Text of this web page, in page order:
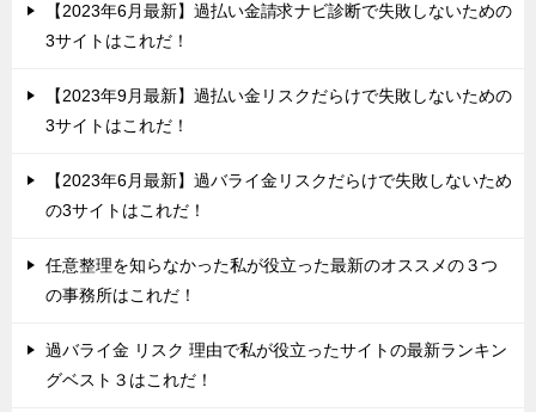
【2023年6月最新】過払い金請求ナビ診断で失敗しないための
3サイトはこれだ！
【2023年9月最新】過払い金リスクだらけで失敗しないための
3サイトはこれだ！
【2023年6月最新】過バライ金リスクだらけで失敗しないため
の3サイトはこれだ！
任意整理を知らなかった私が役立った最新のオススメの３つ
の事務所はこれだ！
過バライ金 リスク 理由で私が役立ったサイトの最新ランキン
グベスト３はこれだ！